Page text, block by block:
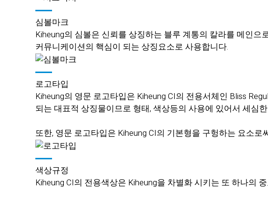
심볼마크
Kiheung의 심볼은 신뢰를 상징하는 블루 계통의 칼라를 메인
커뮤니케이션의 핵심이 되는 상징요소로 사용합니다.
로고타입
Kiheung의 영문 로고타입은 Kiheung CI의 전용서체인 Bliss
되는 대표적 상징물이므로 형태, 색상등의 사용에 있어서 세심
또한, 영문 로고타입은 Kiheung CI의 기본형을 구헝하는 요소
색상규정
Kiheung CI의 전용색상은 Kiheung을 차별화 시키는 또 하나의